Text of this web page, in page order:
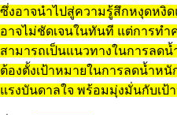
ซึ่งอาจนำไปสู่ความรู้สึกหงุดหงิ
อาจไม่ชัดเจนในทันที แต่การทำ
สามารถเป็นแนวทางในการลด
ต้องตั้งเป้าหมายในการลดน้ำห
แรงบันดาลใจ พร้อมมุ่งมั่นกับเป้